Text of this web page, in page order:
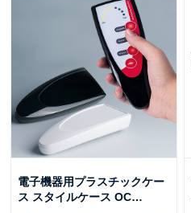
電子機器用プラスチックケー
ス スタイルケース OC…